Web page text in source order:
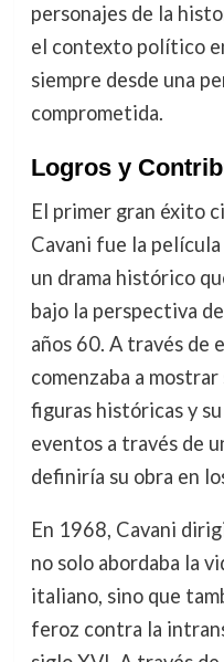
personajes de la
el contexto político
siempre desde una
comprometida.
Logros y
El primer gran éxito
Cavani fue la película
un drama histórico
bajo la perspectiva
años 60. A través de
comenzaba a
figuras históricas y
eventos a través de
definiría su obra en
En 1968, Cavani
no solo abordaba la
italiano, sino que
feroz contra la